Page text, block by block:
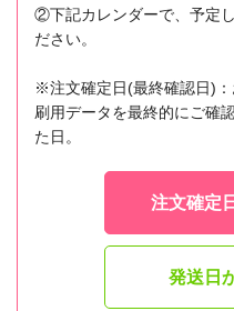
②下記カレンダーで、予定
ださい。
※注文確定日(最終確認日)
刷用データを最終的にご確
た日。
注文確定
発送日